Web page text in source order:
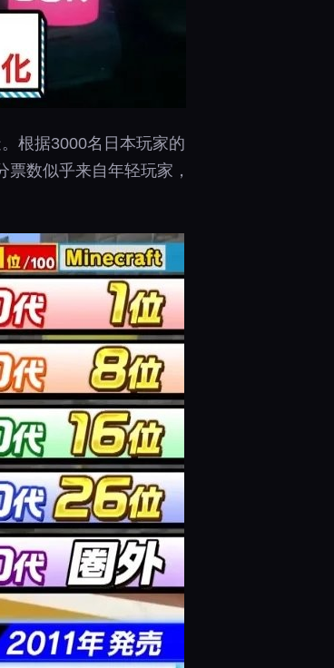
根据3000名日本玩家的
数似乎来自年轻玩家，